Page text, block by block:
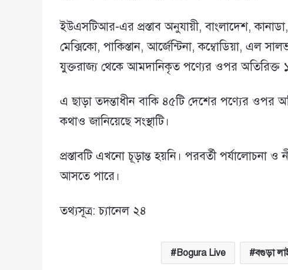
ইউএসটিআর-এর প্রস্তাব অনুযায়ী, বাংলাদেশ,
মেক্সিকো, পাকিস্তান, আর্জেন্টিনা, কম্বোডিয়া, এল
যুক্তরাজ্য থেকে আমদানিকৃত পণ্যের ওপর অতিরিক্ত
এ ছাড়া তদন্তাধীন বাকি ৪৫টি দেশের পণ্যের
কথাও জানিয়েছে সংস্থাটি।
প্রস্তাবটি এখনো চূড়ান্ত হয়নি। পরবর্তী পর্যালোচনা ও
আসতে পারে।
তথ্যসূত্র: চ্যানেল ২৪
Bogura Live বগুড়া